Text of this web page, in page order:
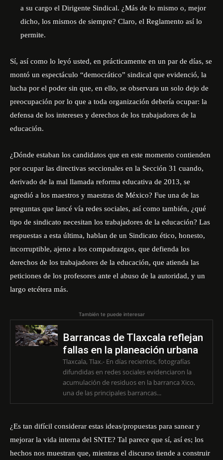
a su cargo el Dirigente Sindical. ¿Más de lo mismo o, mejor
dicho, los mismos de siempre? Claro, el Reglamento así lo
permite.
Sí, así como lo leyó usted, en prácticamente en un par de días, se
montó un espectáculo “democrático” sindical que evidenció, la
lucha por el poder sin que, en ello, se observara un solo dejo de
preocupación por lo que a toda organización debería ocupar: la
defensa de los intereses y derechos de los trabajadores de la
educación.
¿Dónde estaban los candidatos que en este momento contienden
por ocupar las directivas seccionales en la Sección 31 cuando,
derivado de la mal llamada reforma educativa de 2013, se
agredió a los maestros y maestras de México? Fue una de las
preguntas que lancé vía redes sociales, así como también, ¿qué
tipo de sindicato necesitan los trabajadores de la educación? Las
respuestas a esta última, hablan de un Sindicato ético, honesto,
incorruptible, ajeno a los compadrazgos, que defienda los
derechos de los trabajadores de la educación, que atienda las
peticiones de los profesores ante el abuso de la autoridad, y un
largo etcétera más.
También te puede interesar
Barrancas de Tlaxcala reflejan
fallas en la planeación urbana
Tlaxcala, Tlax.- En días recientes, fotografías
difundidas en redes sociales evidenciaron la
acumulación de residuos en la barranca Xico,
una de las principales barrancas...
¿Es tan difícil considerar estas ideas/propuestas para sanear y
mejorar la vida interna del SNTE? Tal parece que sí, así es; los
hechos nos muestran que, mientras el discurso tiende a construir